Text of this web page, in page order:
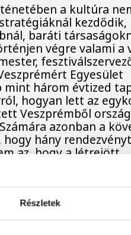
Részletek
a kultúra
kezdődik,
baráti
végre valami a
Egyesület
mint három évtized
hogyan lett az
Veszprémből
azonban a
hogy hány
az, hogy a létrejött
valóban
az idő?